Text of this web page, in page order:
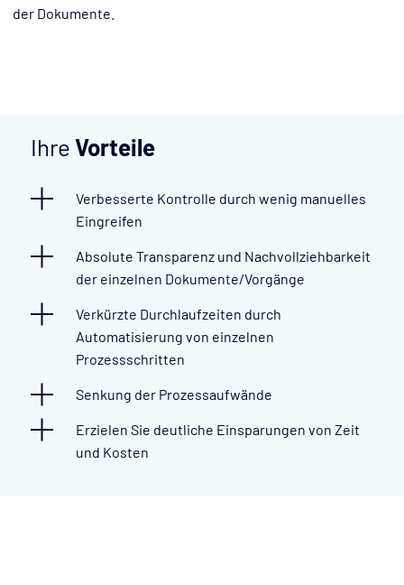
der Dokumente.
IhreVorteile
Verbesserte Kontrolle durch wenig manuelles
Eingreifen
Absolute Transparenz und Nachvollziehbarkeit
der einzelnen Dokumente/Vorgänge
Verkürzte Durchlaufzeiten durch
Automatisierung von einzelnen
Prozessschritten
Senkung der Prozessaufwände
Erzielen Sie deutliche Einsparungen von Zeit
und Kosten